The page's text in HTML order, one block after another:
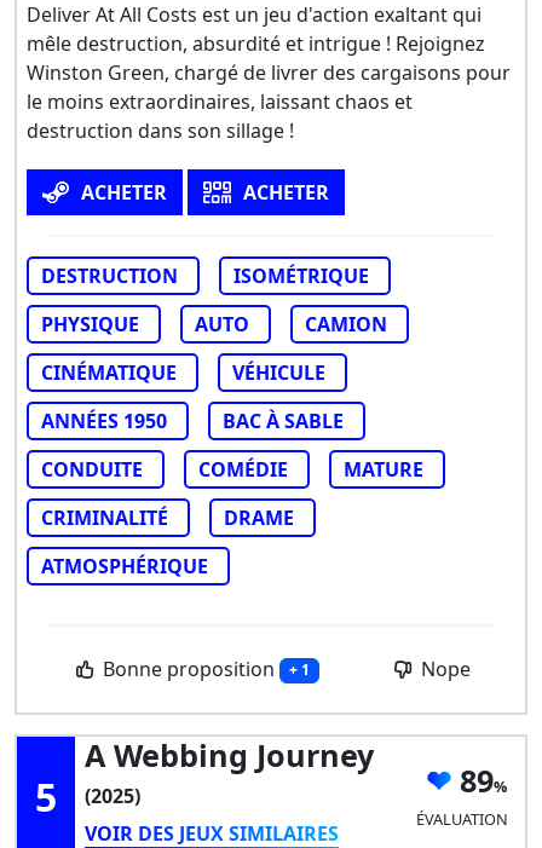
Deliver At All Costs est un jeu d'action exaltant qui
mêle destruction, absurdité et intrigue ! Rejoignez
Winston Green, chargé de livrer des cargaisons pour
le moins extraordinaires, laissant chaos et
destruction dans son sillage !
ACHETER ACHETER
DESTRUCTION
ISOMÉTRIQUE
PHYSIQUE
AUTO
CAMION
CINÉMATIQUE
VÉHICULE
ANNÉES 1950
BAC À SABLE
CONDUITE
COMÉDIE
MATURE
CRIMINALITÉ
DRAME
ATMOSPHÉRIQUE
Bonne proposition + 1 Nope
5
A Webbing Journey
(2025)
VOIR DES JEUX SIMILAIRES
89
ÉVALUATION